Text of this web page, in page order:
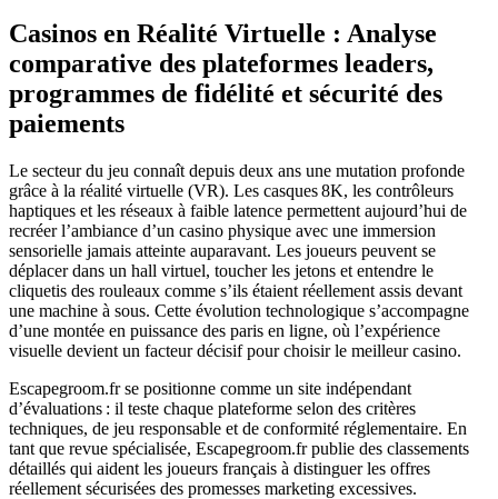
Casinos en Réalité Virtuelle : Analyse
comparative des plateformes leaders,
programmes de fidélité et sécurité des
paiements
Le secteur du jeu connaît depuis deux ans une mutation profonde
grâce à la réalité virtuelle (VR). Les casques 8K, les contrôleurs
haptiques et les réseaux à faible latence permettent aujourd’hui de
recréer l’ambiance d’un casino physique avec une immersion
sensorielle jamais atteinte auparavant. Les joueurs peuvent se
déplacer dans un hall virtuel, toucher les jetons et entendre le
cliquetis des rouleaux comme s’ils étaient réellement assis devant
une machine à sous. Cette évolution technologique s’accompagne
d’une montée en puissance des paris en ligne, où l’expérience
visuelle devient un facteur décisif pour choisir le meilleur casino.
Escapegroom.fr se positionne comme un site indépendant
d’évaluations : il teste chaque plateforme selon des critères
techniques, de jeu responsable et de conformité réglementaire. En
tant que revue spécialisée, Escapegroom.fr publie des classements
détaillés qui aident les joueurs français à distinguer les offres
réellement sécurisées des promesses marketing excessives.